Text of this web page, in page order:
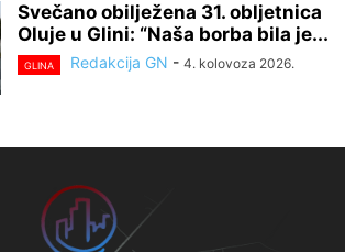
Svečano obilježena 31. obljetnica
Oluje u Glini: “Naša borba bila je...
GLINA Redakcija GN - 4. kolovoza 2026.